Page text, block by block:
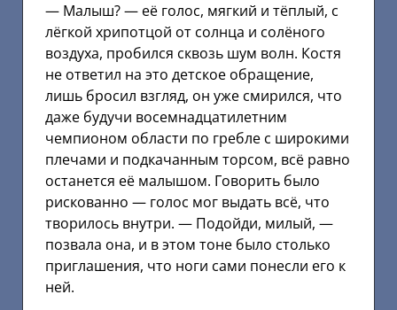
— Малыш? — её голос, мягкий и тёплый, с
лёгкой хрипотцой от солнца и солёного
воздуха, пробился сквозь шум волн. Костя
не ответил на это детское обращение,
лишь бросил взгляд, он уже смирился, что
даже будучи восемнадцатилетним
чемпионом области по гребле с широкими
плечами и подкачанным торсом, всё равно
останется её малышом. Говорить было
рискованно — голос мог выдать всё, что
творилось внутри. — Подойди, милый, —
позвала она, и в этом тоне было столько
приглашения, что ноги сами понесли его к
ней.